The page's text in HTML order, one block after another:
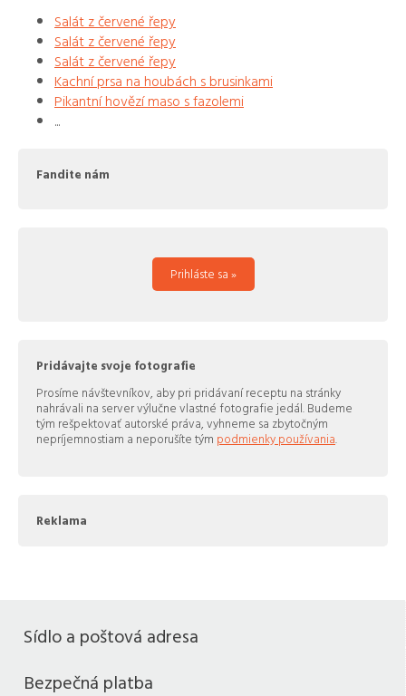
Salát z červené řepy
Salát z červené řepy
Salát z červené řepy
Kachní prsa na houbách s brusinkami
Pikantní hovězí maso s fazolemi
...
Fandite nám
Prihláste sa »
Pridávajte svoje fotografie
Prosíme návštevníkov, aby pri pridávaní receptu na stránky
nahrávali na server výlučne vlastné fotografie jedál. Budeme
tým rešpektovať autorské práva, vyhneme sa zbytočným
nepríjemnostiam a neporušíte tým podmienky používania.
Reklama
Sídlo a poštová adresa
Bezpečná platba